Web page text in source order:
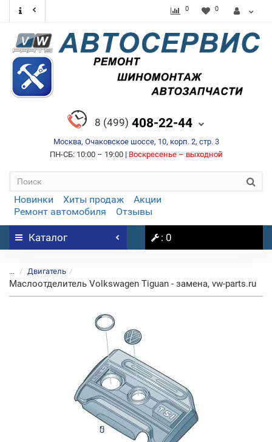
0 0
8 (499) 408-22-44
Москва, Очаковское шоссе, 10, корп. 2, стр. 3
ПН-СБ: 10:00 – 19:00 | Воскресенье – выходной
Новинки Хиты продаж
Акции
Ремонт автомобиля
Отзывы
Каталог : 0
... Двигатель
Маслоотделитель Volkswagen Tiguan - замена, vw-parts.ru